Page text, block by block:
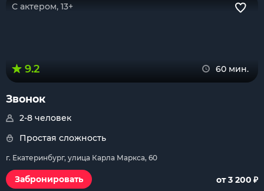
С актером, 13+
9.2 60 мин.
Звонок
2-8 человек
Простая сложность
г. Екатеринбург, улица Карла Маркса, 60
Забронировать от 3 200 ₽